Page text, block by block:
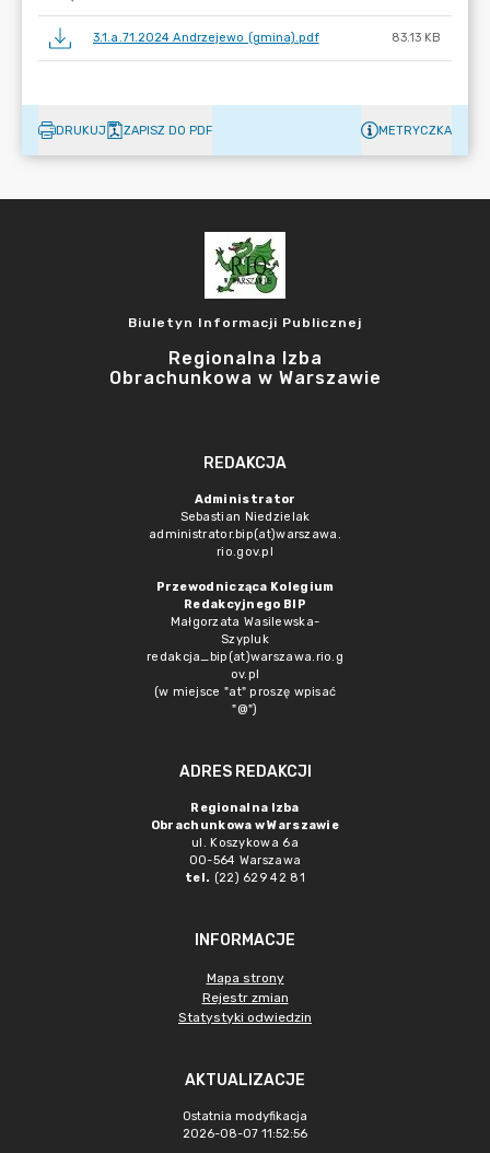
3.1.a.71.2024 Andrzejewo (gmina).pdf 83.13 KB
DRUKUJ ZAPISZ DO PDF METRYCZKA
Biuletyn Informacji Publicznej
Regionalna Izba
Obrachunkowa w Warszawie
REDAKCJA
Administrator
Sebastian Niedzielak
administrator.bip(at)warszawa.
rio.gov.pl
Przewodnicząca Kolegium
Redakcyjnego BIP
Małgorzata Wasilewska-
Szypluk
redakcja_bip(at)warszawa.rio.g
ov.pl
(w miejsce "at" proszę wpisać
"@")
ADRES REDAKCJI
Regionalna Izba
Obrachunkowa w Warszawie
ul. Koszykowa 6a
00-564 Warszawa
tel. (22) 629 42 81
INFORMACJE
Mapa strony
Rejestr zmian
Statystyki odwiedzin
AKTUALIZACJE
Ostatnia modyfikacja
2026-08-07 11:52:56